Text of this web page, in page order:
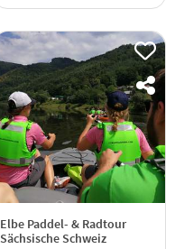
Elbe Paddel- & Radtour
Sächsische Schweiz